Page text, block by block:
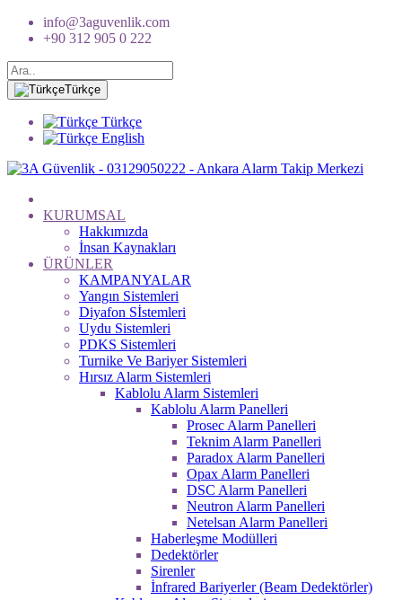
info@3aguvenlik.com
+90 312 905 0 222
Türkçe
Türkçe
English
KURUMSAL
Hakkımızda
İnsan Kaynakları
ÜRÜNLER
KAMPANYALAR
Yangın Sistemleri
Diyafon Sİstemleri
Uydu Sistemleri
PDKS Sistemleri
Turnike Ve Bariyer Sistemleri
Hırsız Alarm Sistemleri
Kablolu Alarm Sistemleri
Kablolu Alarm Panelleri
Prosec Alarm Panelleri
Teknim Alarm Panelleri
Paradox Alarm Panelleri
Opax Alarm Panelleri
DSC Alarm Panelleri
Neutron Alarm Panelleri
Netelsan Alarm Panelleri
Haberleşme Modülleri
Dedektörler
Sirenler
İnfrared Bariyerler (Beam Dedektörler)